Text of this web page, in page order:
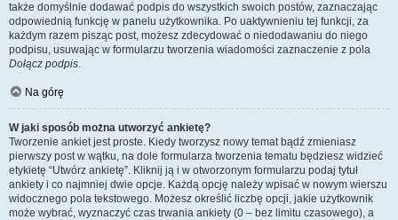
także domyślnie dodawać podpis do wszystkich swoich postów, zaznaczając
odpowiednią funkcję w panelu użytkownika. Po uaktywnieniu tej funkcji, za
każdym razem pisząc post, możesz zdecydować o niedodawaniu do niego
podpisu, usuwając w formularzu tworzenia wiadomości zaznaczenie z pola
Dołącz podpis.
Na górę
W jaki sposób można utworzyć ankietę?
Tworzenie ankiet jest proste. Kiedy tworzysz nowy temat bądź zmieniasz
pierwszy post w wątku, na dole formularza tworzenia tematu będziesz widzieć
etykietę “Utwórz ankietę”. Kliknij ją i w otworzonym formularzu podaj tytuł
ankiety i co najmniej dwie opcje. Każdą opcję należy wpisać w nowym wierszu
widocznego pola tekstowego. Możesz określić liczbę opcji, jakie użytkownik
może wybrać, wyznaczyć czas trwania ankiety (0 – bez limitu czasowego), a